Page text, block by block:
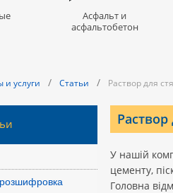
Асфальт и
асфальтобетон
и услуги / Статьи / Раствор для
У нашій
цементу,
Головна